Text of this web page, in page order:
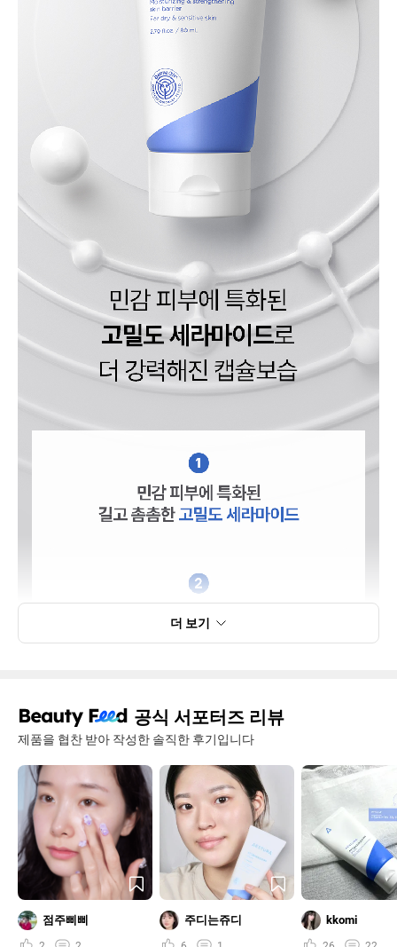
더 보기
공식 서포터즈 리뷰
제품을 협찬 받아 작성한 솔직한 후기입니다
점주삐삐 주디는쥬디 kkomi